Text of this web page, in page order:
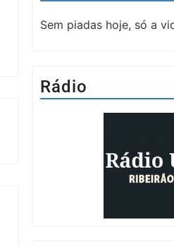
Sem piadas hoje, só a
Rádio